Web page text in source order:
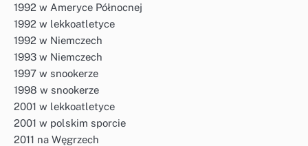
1992 w Ameryce Północnej
1992 w lekkoatletyce
1992 w Niemczech
1993 w Niemczech
1997 w snookerze
1998 w snookerze
2001 w lekkoatletyce
2001 w polskim sporcie
2011 na Węgrzech